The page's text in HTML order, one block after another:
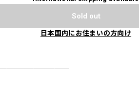
Sold out
日本国内にお住まいの方向け